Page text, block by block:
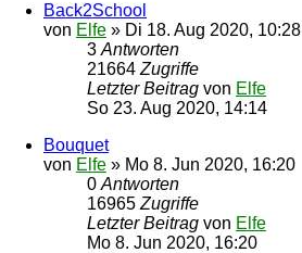
Back2School
von Elfe » Di 18. Aug 2020, 10:28
3 Antworten
21664 Zugriffe
Letzter Beitrag von Elfe
So 23. Aug 2020, 14:14
Bouquet
von Elfe » Mo 8. Jun 2020, 16:20
0 Antworten
16965 Zugriffe
Letzter Beitrag von Elfe
Mo 8. Jun 2020, 16:20